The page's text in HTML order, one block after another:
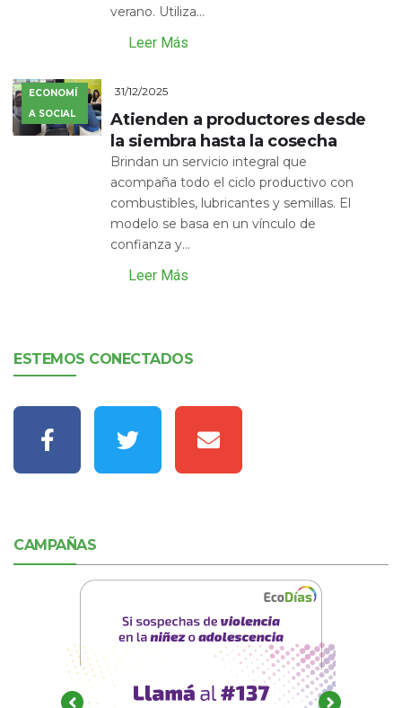
verano. Utiliza...
Leer Más
ECONOMÍ
A SOCIAL
31/12/2025
Atienden a productores desde
la siembra hasta la cosecha
Brindan un servicio integral que
acompaña todo el ciclo productivo con
combustibles, lubricantes y semillas. El
modelo se basa en un vínculo de
confianza y...
Leer Más
ESTEMOS CONECTADOS
CAMPAÑAS